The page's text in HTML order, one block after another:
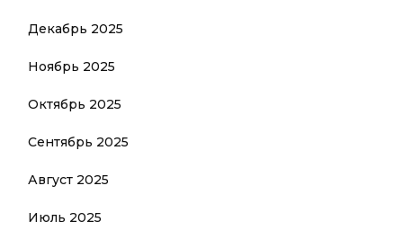
Декабрь 2025
Ноябрь 2025
Октябрь 2025
Сентябрь 2025
Август 2025
Июль 2025